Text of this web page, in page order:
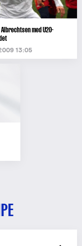
Albrechtsen med U20-
13:05